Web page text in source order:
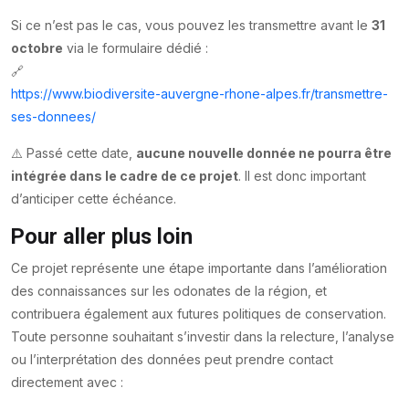
Si ce n’est pas le cas, vous pouvez les transmettre avant le 31
octobre via le formulaire dédié :
🔗
https://www.biodiversite-auvergne-rhone-alpes.fr/transmettre-
ses-donnees/
⚠️ Passé cette date, aucune nouvelle donnée ne pourra être
intégrée dans le cadre de ce projet. Il est donc important
d’anticiper cette échéance.
Pour aller plus loin
Ce projet représente une étape importante dans l’amélioration
des connaissances sur les odonates de la région, et
contribuera également aux futures politiques de conservation.
Toute personne souhaitant s’investir dans la relecture, l’analyse
ou l’interprétation des données peut prendre contact
directement avec :